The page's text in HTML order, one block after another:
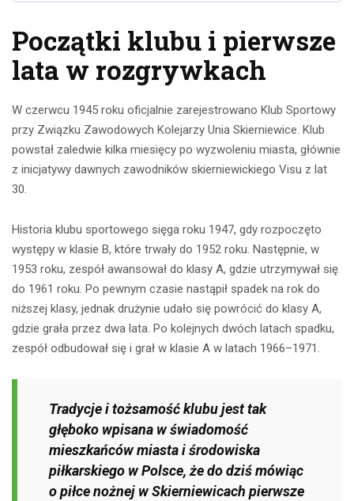
Początki klubu i pierwsze
lata w rozgrywkach
W czerwcu 1945 roku oficjalnie zarejestrowano Klub Sportowy
przy Związku Zawodowych Kolejarzy Unia Skierniewice. Klub
powstał zaledwie kilka miesięcy po wyzwoleniu miasta, głównie
z inicjatywy dawnych zawodników skierniewickiego Visu z lat
30.
Historia klubu sportowego sięga roku 1947, gdy rozpoczęto
występy w klasie B, które trwały do 1952 roku. Następnie, w
1953 roku, zespół awansował do klasy A, gdzie utrzymywał się
do 1961 roku. Po pewnym czasie nastąpił spadek na rok do
niższej klasy, jednak drużynie udało się powrócić do klasy A,
gdzie grała przez dwa lata. Po kolejnych dwóch latach spadku,
zespół odbudował się i grał w klasie A w latach 1966–1971.
Tradycje i tożsamość klubu jest tak
głęboko wpisana w świadomość
mieszkańców miasta i środowiska
piłkarskiego w Polsce, że do dziś mówiąc
o piłce nożnej w Skierniewicach pierwsze